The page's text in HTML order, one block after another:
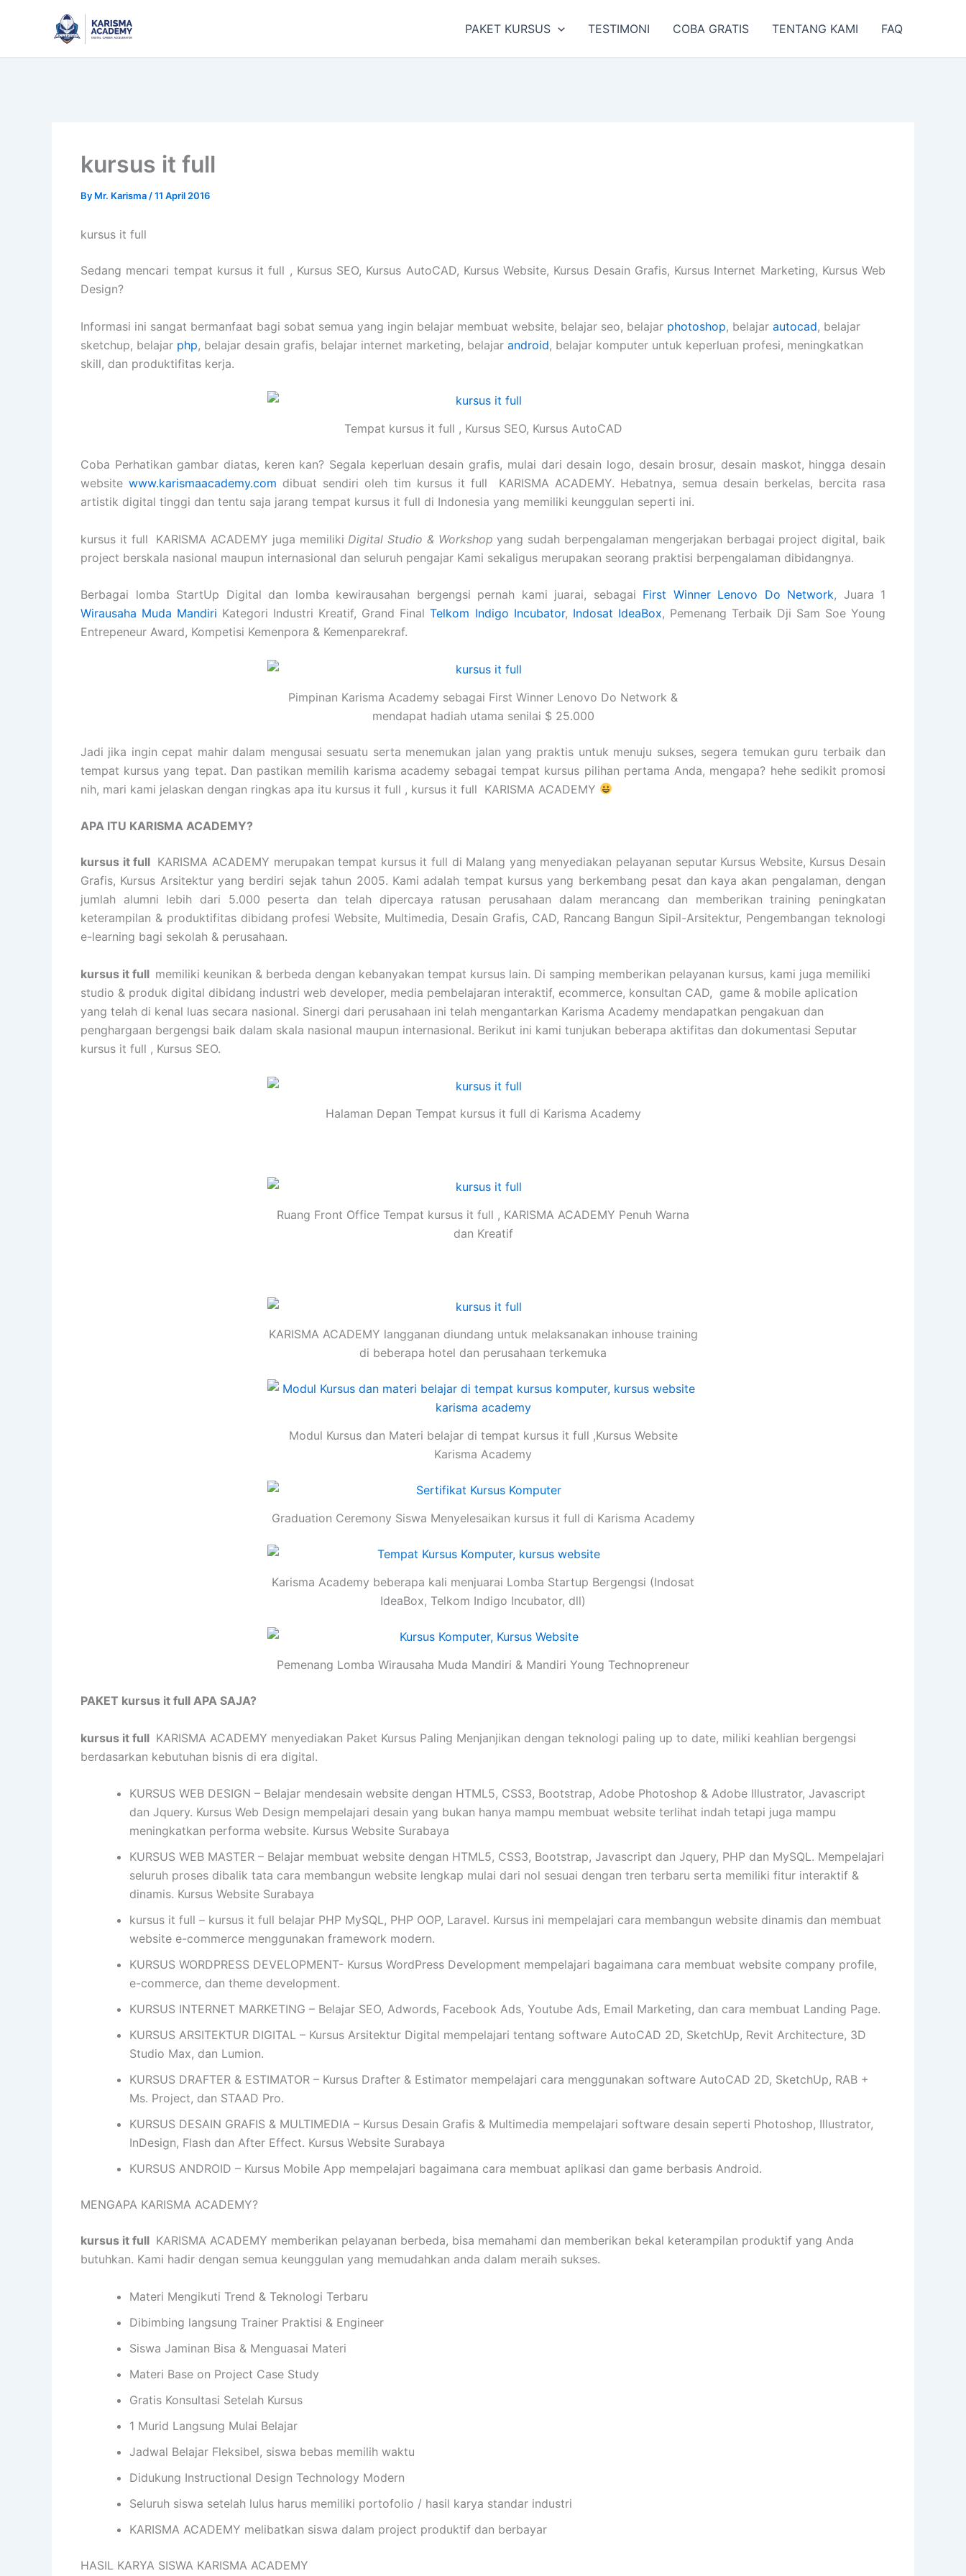
PAKET KURSUS TESTIMONI COBA GRATIS TENTANG KAMI FAQ
kursus it full
By Mr. Karisma /11 April 2016
kursus it full
Sedang mencari tempat kursus it full , Kursus SEO, Kursus AutoCAD, Kursus Website, Kursus Desain Grafis, Kursus Internet Marketing, Kursus Web
Design?
Informasi ini sangat bermanfaat bagi sobat semua yang ingin belajar membuat website, belajar seo, belajar photoshop, belajar autocad, belajar
sketchup, belajar php, belajar desain grafis, belajar internet marketing, belajar android, belajar komputer untuk keperluan profesi, meningkatkan
skill, dan produktifitas kerja.
Tempat kursus it full , Kursus SEO, Kursus AutoCAD
Coba Perhatikan gambar diatas, keren kan? Segala keperluan desain grafis, mulai dari desain logo, desain brosur, desain maskot, hingga desain
websitewww.karismaacademy.com dibuat sendiri oleh tim kursus it full KARISMA ACADEMY. Hebatnya, semua desain berkelas, bercita rasa
artistik digital tinggi dan tentu saja jarang tempat kursus it full di Indonesia yang memiliki keunggulan seperti ini.
kursus it full KARISMA ACADEMY juga memiliki Digital Studio & Workshop yang sudah berpengalaman mengerjakan berbagai project digital, baik
project berskala nasional maupun internasional dan seluruh pengajar Kami sekaligus merupakan seorang praktisi berpengalaman dibidangnya.
Berbagai lomba StartUp Digital dan lomba kewirausahan bergengsi pernah kami juarai, sebagai First Winner Lenovo Do Network, Juara 1
Wirausaha Muda Mandiri Kategori Industri Kreatif, Grand FinalTelkom Indigo Incubator, Indosat IdeaBox, Pemenang Terbaik Dji Sam Soe Young
Entrepeneur Award, Kompetisi Kemenpora & Kemenparekraf.
Pimpinan Karisma Academy sebagai First Winner Lenovo Do Network &
mendapat hadiah utama senilai $ 25.000
Jadi jika ingin cepat mahir dalam mengusai sesuatu serta menemukan jalan yang praktis untuk menuju sukses, segera temukan guru terbaik dan
tempat kursus yang tepat. Dan pastikan memilih karisma academy sebagai tempat kursus pilihan pertama Anda, mengapa? hehe sedikit promosi
nih, mari kami jelaskan dengan ringkas apa itu kursus it full , kursus it full KARISMA ACADEMY
APA ITU KARISMA ACADEMY?
kursus it full KARISMA ACADEMY merupakan tempat kursus it full di Malang yang menyediakan pelayanan seputar Kursus Website, Kursus Desain
Grafis, Kursus Arsitektur yang berdiri sejak tahun 2005. Kami adalah tempat kursus yang berkembang pesat dan kaya akan pengalaman, dengan
jumlah alumni lebih dari 5.000 peserta dan telah dipercaya ratusan perusahaan dalam merancang dan memberikan training peningkatan
keterampilan & produktifitas dibidang profesi Website, Multimedia, Desain Grafis, CAD, Rancang Bangun Sipil-Arsitektur, Pengembangan teknologi
e-learning bagi sekolah & perusahaan.
kursus it full memiliki keunikan & berbeda dengan kebanyakan tempat kursus lain. Di samping memberikan pelayanan kursus, kami juga memiliki
studio & produk digital dibidang industri web developer, media pembelajaran interaktif, ecommerce, konsultan CAD, game & mobile aplication
yang telah di kenal luas secara nasional. Sinergi dari perusahaan ini telah mengantarkan Karisma Academy mendapatkan pengakuan dan
penghargaan bergengsi baik dalam skala nasional maupun internasional. Berikut ini kami tunjukan beberapa aktifitas dan dokumentasi Seputar
kursus it full , Kursus SEO.
Halaman Depan Tempat kursus it full di Karisma Academy
Ruang Front Office Tempat kursus it full , KARISMA ACADEMY Penuh Warna
dan Kreatif
KARISMA ACADEMY langganan diundang untuk melaksanakan inhouse training
di beberapa hotel dan perusahaan terkemuka
Modul Kursus dan Materi belajar di tempat kursus it full ,Kursus Website
Karisma Academy
Graduation Ceremony Siswa Menyelesaikan kursus it full di Karisma Academy
Karisma Academy beberapa kali menjuarai Lomba Startup Bergengsi (Indosat
IdeaBox, Telkom Indigo Incubator, dll)
Pemenang Lomba Wirausaha Muda Mandiri & Mandiri Young Technopreneur
PAKET kursus it full APA SAJA?
kursus it full KARISMA ACADEMY menyediakan Paket Kursus Paling Menjanjikan dengan teknologi paling up to date, miliki keahlian bergengsi
berdasarkan kebutuhan bisnis di era digital.
KURSUS WEB DESIGN – Belajar mendesain website dengan HTML5, CSS3, Bootstrap, Adobe Photoshop & Adobe Illustrator, Javascript
dan Jquery. Kursus Web Design mempelajari desain yang bukan hanya mampu membuat website terlihat indah tetapi juga mampu
meningkatkan performa website. Kursus Website Surabaya
KURSUS WEB MASTER – Belajar membuat website dengan HTML5, CSS3, Bootstrap, Javascript dan Jquery, PHP dan MySQL. Mempelajari
seluruh proses dibalik tata cara membangun website lengkap mulai dari nol sesuai dengan tren terbaru serta memiliki fitur interaktif &
dinamis. Kursus Website Surabaya
kursus it full – kursus it full belajar PHP MySQL, PHP OOP, Laravel. Kursus ini mempelajari cara membangun website dinamis dan membuat
website e-commerce menggunakan framework modern.
KURSUS WORDPRESS DEVELOPMENT- Kursus WordPress Development mempelajari bagaimana cara membuat website company profile,
e-commerce, dan theme development.
KURSUS INTERNET MARKETING – Belajar SEO, Adwords, Facebook Ads, Youtube Ads, Email Marketing, dan cara membuat Landing Page.
KURSUS ARSITEKTUR DIGITAL – Kursus Arsitektur Digital mempelajari tentang software AutoCAD 2D, SketchUp, Revit Architecture, 3D
Studio Max, dan Lumion.
KURSUS DRAFTER & ESTIMATOR – Kursus Drafter & Estimator mempelajari cara menggunakan software AutoCAD 2D, SketchUp, RAB +
Ms. Project, dan STAAD Pro.
KURSUS DESAIN GRAFIS & MULTIMEDIA – Kursus Desain Grafis & Multimedia mempelajari software desain seperti Photoshop, Illustrator,
InDesign, Flash dan After Effect. Kursus Website Surabaya
KURSUS ANDROID – Kursus Mobile App mempelajari bagaimana cara membuat aplikasi dan game berbasis Android.
MENGAPA KARISMA ACADEMY?
kursus it full KARISMA ACADEMY memberikan pelayanan berbeda, bisa memahami dan memberikan bekal keterampilan produktif yang Anda
butuhkan. Kami hadir dengan semua keunggulan yang memudahkan anda dalam meraih sukses.
Materi Mengikuti Trend & Teknologi Terbaru
Dibimbing langsung Trainer Praktisi & Engineer
Siswa Jaminan Bisa & Menguasai Materi
Materi Base on Project Case Study
Gratis Konsultasi Setelah Kursus
1 Murid Langsung Mulai Belajar
Jadwal Belajar Fleksibel, siswa bebas memilih waktu
Didukung Instructional Design Technology Modern
Seluruh siswa setelah lulus harus memiliki portofolio / hasil karya standar industri
KARISMA ACADEMY melibatkan siswa dalam project produktif dan berbayar
HASIL KARYA SISWA KARISMA ACADEMY